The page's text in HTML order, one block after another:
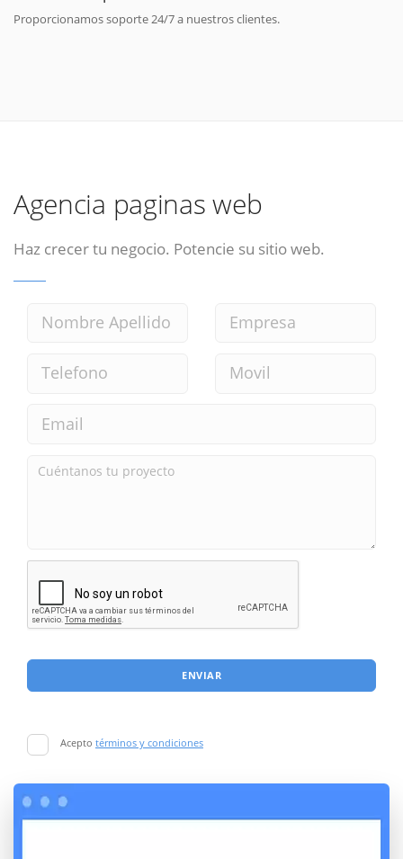
Proporcionamos soporte 24/7 a nuestros clientes.
Agencia paginas web
Haz crecer tu negocio. Potencie su sitio web.
ENVIAR
Acepto términos y condiciones